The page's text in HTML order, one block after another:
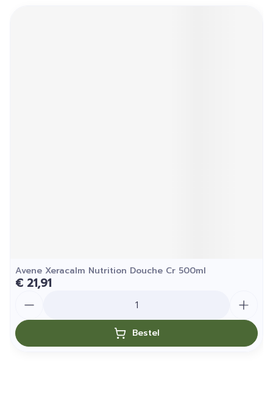
Avene Xeracalm Nutrition Douche Cr 500ml
€ 21,91
Bestel